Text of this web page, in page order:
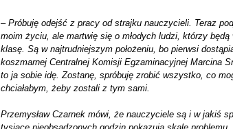
– Próbuję odejść z pracy od strajku nauczycieli. Teraz
moim życiu, ale martwię się o młodych ludzi, którzy
klasę. Są w najtrudniejszym położeniu, bo pierwsi
koszmarnej Centralnej Komisji Egzaminacyjnej Marcina
to ja sobie idę. Zostanę, spróbuję zrobić wszystko, co
chciałabym, żeby zostali z tym sami.
Przemysław Czarnek mówi, że nauczyciele są i w jakiś